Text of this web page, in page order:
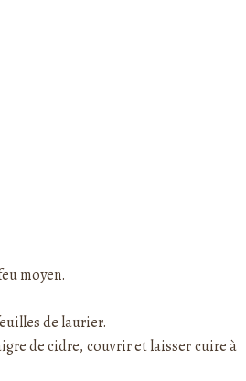
moyen.
de laurier.
de cidre, couvrir et laisser cuire à